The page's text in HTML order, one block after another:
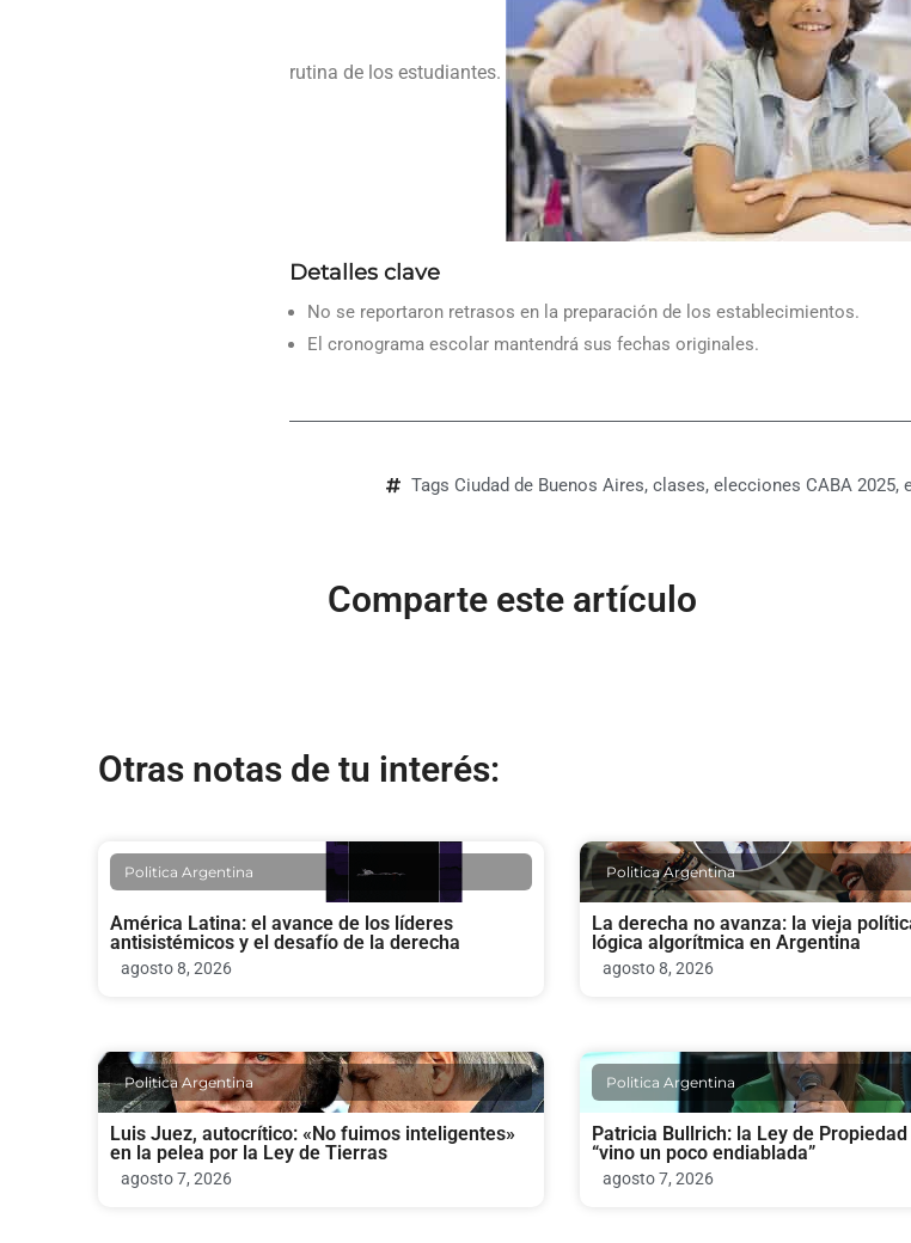
rutina de los estudiantes.
Detalles clave
No se reportaron retrasos en la preparación de los establecimientos.
El cronograma escolar mantendrá sus fechas originales.
Tags Ciudad de Buenos Aires, clases, elecciones CABA 2025,
Comparte este artículo
Otras notas de tu interés:
Politica Argentina
América Latina: el avance de los líderes
antisistémicos y el desafío de la derecha
agosto 8, 2026
Politica Argentina
La derecha no avanza: la vieja
lógica algorítmica en Argentina
agosto 8, 2026
Politica Argentina
Luis Juez, autocrítico: «No fuimos inteligentes»
en la pelea por la Ley de Tierras
agosto 7, 2026
Politica Argentina
Patricia Bullrich: la Ley de
“vino un poco endiablada”
agosto 7, 2026